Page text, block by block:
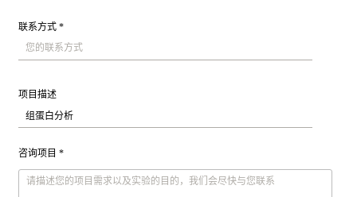
联系方式 *
项目描述
咨询项目 *